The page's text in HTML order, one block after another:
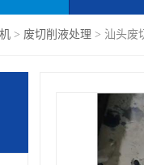
> 废切削液处理 > 汕头废